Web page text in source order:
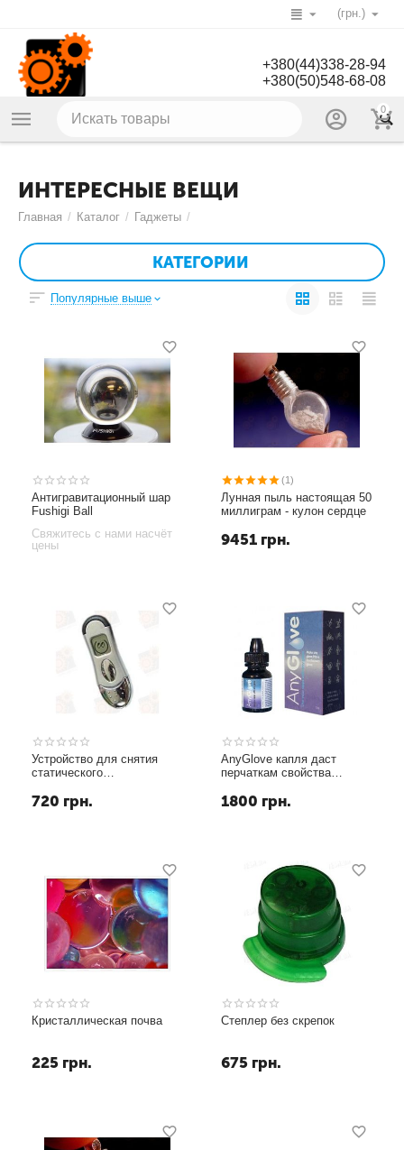
(грн.)
+380(44)338-28-94
+380(50)548-68-08
0
ИНТЕРЕСНЫЕ ВЕЩИ
Главная / Каталог / Гаджеты /
КАТЕГОРИИ
Популярные выше
Антигравитационный шар
Fushigi Ball
Свяжитесь с нами насчёт
цены
(1)
Лунная пыль настоящая 50
миллиграм - кулон сердце
9451 грн.
Устройство для снятия
статического
720 грн.
AnyGlove капля даст
перчаткам свойства
1800 грн.
Кристаллическая почва
225 грн.
Степлер без скрепок
675 грн.